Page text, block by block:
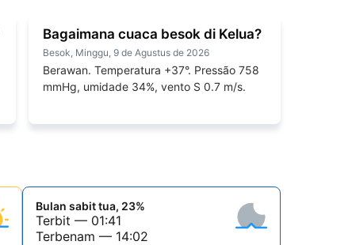
Bagaimana cuaca besok di Kelua?
Besok, Minggu, 9 de Agustus de 2026
Berawan. Temperatura +37°. Pressão 758
mmHg, umidade 34%, vento S 0.7 m/s.
Bulan sabit tua, 23%
Terbit — 01:41
Terbenam — 14:02